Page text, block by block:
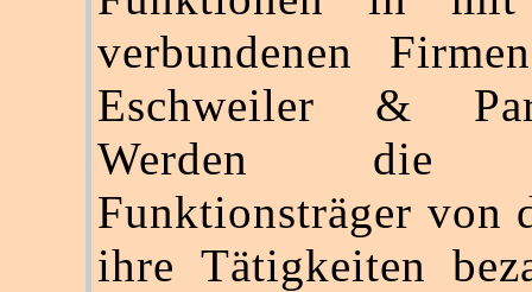
verbundenen
Eschweiler &
Werden die
Funktionsträger von
ihre Tätigkeiten